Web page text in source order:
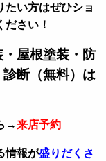
たい方はぜひショ
さい！
屋根塗装・防
断（無料）は
→来店予約
情報が盛りだくさ